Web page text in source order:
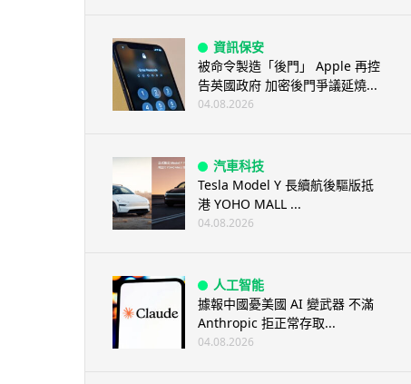
資訊保安
被命令製造「後門」 Apple 再控
告英國政府 加密後門爭議延燒...
04.08.2026
汽車科技
Tesla Model Y 長續航後驅版抵
港 YOHO MALL ...
04.08.2026
人工智能
據報中國憂美國 AI 變武器 不滿
Anthropic 拒正常存取...
04.08.2026